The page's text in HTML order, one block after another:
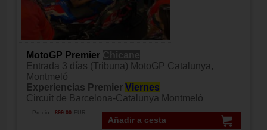
MotoGP Premier Chicane
Entrada 3 días (Tribuna) MotoGP Catalunya,
Montmeló
Experiencias Premier Viernes
Circuit de Barcelona-Catalunya Montmeló
Añadir a cesta
Precio: 899.00 EUR